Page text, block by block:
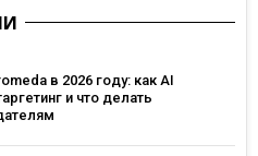
в 2026 году: как AI
и что делать